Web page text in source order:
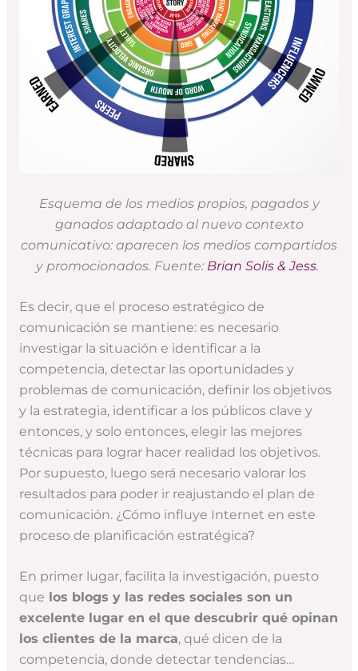
Esquema de los medios propios, pagados y
ganados adaptado al nuevo contexto
comunicativo: aparecen los medios compartidos
y promocionados. Fuente: Brian Solis & Jess.
Es decir, que el proceso estratégico de
comunicación se mantiene: es necesario
investigar la situación e identificar a la
competencia, detectar las oportunidades y
problemas de comunicación, definir los objetivos
y la estrategia, identificar a los públicos clave y
entonces, y solo entonces, elegir las mejores
técnicas para lograr hacer realidad los objetivos.
Por supuesto, luego será necesario valorar los
resultados para poder ir reajustando el plan de
comunicación. ¿Cómo influye Internet en este
proceso de planificación estratégica?
En primer lugar, facilita la investigación, puesto
que los blogs y las redes sociales son un
excelente lugar en el que descubrir qué opinan
los clientes de la marca, qué dicen de la
competencia, donde detectar tendencias…